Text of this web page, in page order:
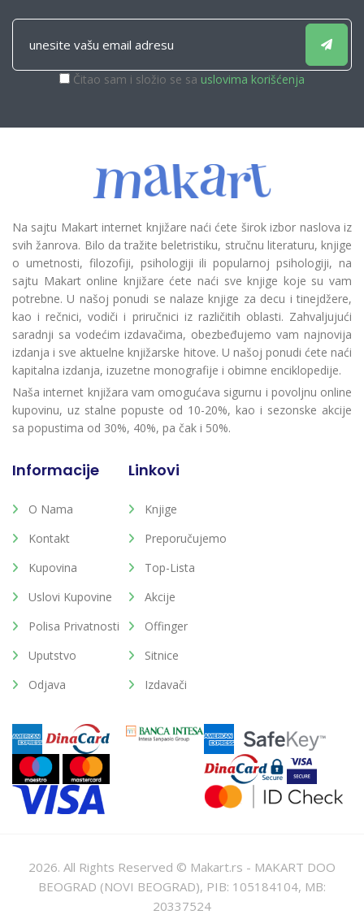
Čitao sam i složio se sa uslovima korišćenja
Na sajtu Makart internet knjižare naći ćete širok izbor naslova iz
svih žanrova. Bilo da tražite beletristiku, stručnu literaturu, knjige
o umetnosti, filozofiji, psihologiji ili popularnoj psihologiji, na
sajtu Makart online knjižare ćete naći sve knjige koje su vam
potrebne. U našoj ponudi se nalaze knjige za decu i tinejdžere,
kao i rečnici, vodiči i priručnici iz različitih oblasti. Zahvaljujući
saradnji sa vodećim izdavačima, obezbeđujemo vam najnovija
izdanja i sve aktuelne knjižarske hitove. U našoj ponudi ćete naći
kapitalna izdanja, izuzetne monografije i obimne enciklopedije.
Naša internet knjižara vam omogućava sigurnu i povoljnu online
kupovinu, uz stalne popuste od 10-20%, kao i sezonske akcije
sa popustima od 30%, 40%, pa čak i 50%.
Informacije
O Nama
Kontakt
Kupovina
Uslovi Kupovine
Polisa Privatnosti
Uputstvo
Odjava
Linkovi
Knjige
Preporučujemo
Top-Lista
Akcije
Offinger
Sitnice
Izdavači
2026. All Rights Reserved © Makart.rs - MAKART DOO
BEOGRAD (NOVI BEOGRAD), PIB: 105184104, MB:
20337524